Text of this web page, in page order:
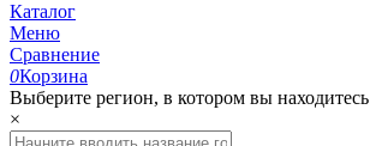
Каталог
Меню
Сравнение
0Корзина
Выберите регион, в котором вы находитесь
×